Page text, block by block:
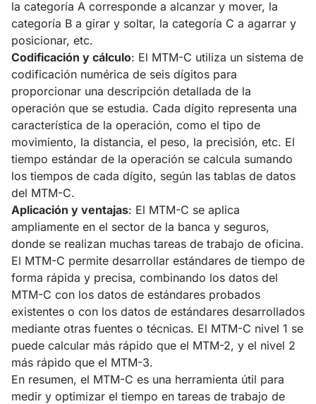
la categoría A corresponde a alcanzar y mover, la
categoría B a girar y soltar, la categoría C a agarrar y
posicionar, etc.
Codificación y cálculo: El MTM-C utiliza un sistema de
codificación numérica de seis dígitos para
proporcionar una descripción detallada de la
operación que se estudia. Cada dígito representa una
característica de la operación, como el tipo de
movimiento, la distancia, el peso, la precisión, etc. El
tiempo estándar de la operación se calcula sumando
los tiempos de cada dígito, según las tablas de datos
del MTM-C.
Aplicación y ventajas: El MTM-C se aplica
ampliamente en el sector de la banca y seguros,
donde se realizan muchas tareas de trabajo de oficina.
El MTM-C permite desarrollar estándares de tiempo de
forma rápida y precisa, combinando los datos del
MTM-C con los datos de estándares probados
existentes o con los datos de estándares desarrollados
mediante otras fuentes o técnicas. El MTM-C nivel 1 se
puede calcular más rápido que el MTM-2, y el nivel 2
más rápido que el MTM-3.
En resumen, el MTM-C es una herramienta útil para
medir y optimizar el tiempo en tareas de trabajo de